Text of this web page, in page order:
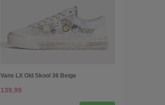
Vans LX Old Skool 36 Beige
139,99